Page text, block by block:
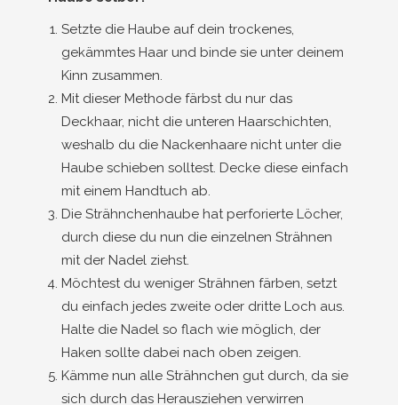
Setzte die Haube auf dein trockenes,
gekämmtes Haar und binde sie unter deinem
Kinn zusammen.
Mit dieser Methode färbst du nur das
Deckhaar, nicht die unteren Haarschichten,
weshalb du die Nackenhaare nicht unter die
Haube schieben solltest. Decke diese einfach
mit einem Handtuch ab.
Die Strähnchenhaube hat perforierte Löcher,
durch diese du nun die einzelnen Strähnen
mit der Nadel ziehst.
Möchtest du weniger Strähnen färben, setzt
du einfach jedes zweite oder dritte Loch aus.
Halte die Nadel so flach wie möglich, der
Haken sollte dabei nach oben zeigen.
Kämme nun alle Strähnchen gut durch, da sie
sich durch das Herausziehen verwirren